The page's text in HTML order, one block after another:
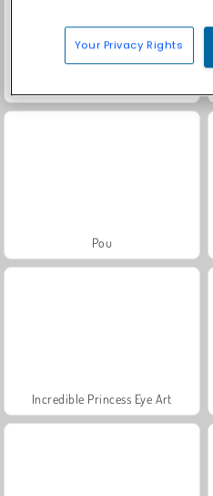
Pou
Incredible Princess Eye Art
Your Privacy Rights